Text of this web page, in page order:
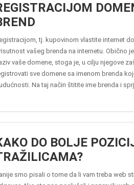
tj. kupovinom vlastite internet
vašeg brenda na internetu. Obično
vaše domene, stoga je, u cilju njegove
sve domene sa imenom brenda
Na taj način štitite ime brenda i
DO BOLJE
smo pisali o tome da li vam treba web